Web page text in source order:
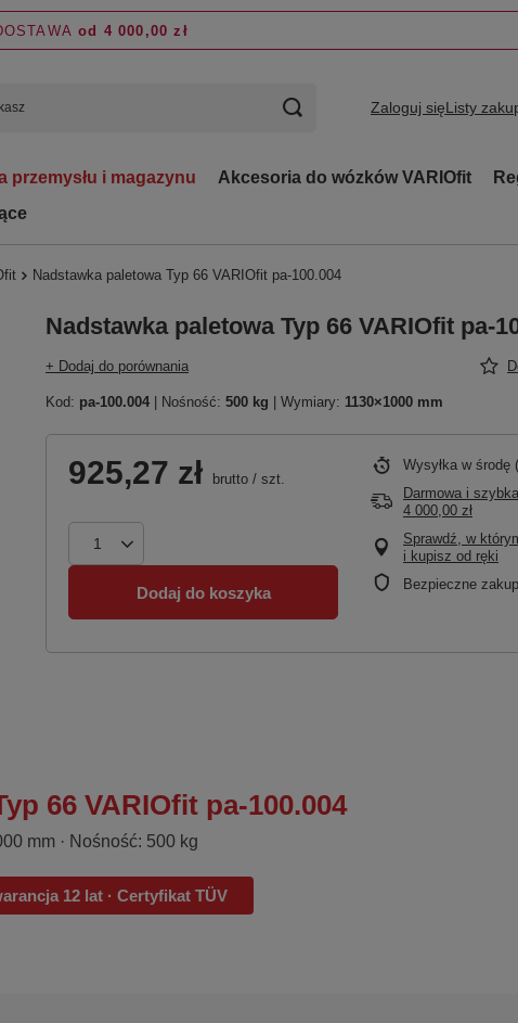
od 4 000,00 zł
Zaloguj sięListy
przemysłu i magazynu Akcesoria do wózków VARIOfit
Nadstawka paletowa Typ 66 VARIOfit pa-100.004
Nadstawka paletowa Typ 66 VARIOfit pa-
+ Dodaj do porównania
Kod: pa-100.004 | Nośność: 500 kg | Wymiary: 1130×1000 mm
925,27 zł brutto / szt.
Dodaj do koszyka
Wysyłka w środę
Darmowa i
4 000,00 zł
Sprawdź, w
i kupisz od ręki
Bezpieczne
66 VARIOfit pa-100.004
mm · Nośność: 500 kg
12 lat · Certyfikat TÜV